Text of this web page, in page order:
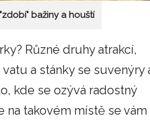
bažiny a houští
Různé druhy atrakcí,
a stánky se suvenýry
kde se ozývá radostný
na takovém místě se vám